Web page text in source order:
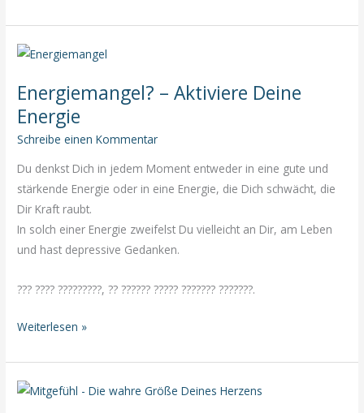
Du
tun,
Du
wüsstest,
nicht
scheitern
kannst?
Energiemangel? – Aktiviere Deine
Energie
Schreibe einen Kommentar
Du denkst Dich in jedem Moment entweder in eine gute und
stärkende Energie oder in eine Energie, die Dich schwächt, die
Dir Kraft raubt.
In solch einer Energie zweifelst Du vielleicht an Dir, am Leben
und hast depressive Gedanken.
??? ???? ?????????, ?? ?????? ????? ??????? ????̈???.
Energiemangel?
Aktiviere
Deine
Weiterlesen »